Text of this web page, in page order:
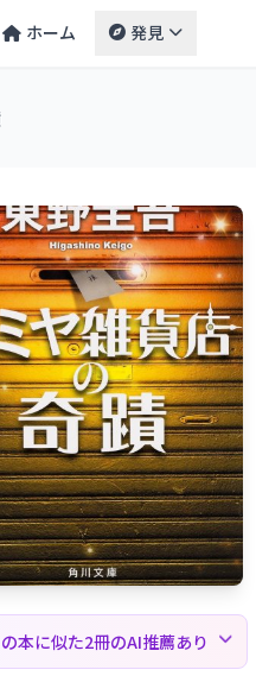
ホーム 発見
本に似た2冊のAI推薦あり